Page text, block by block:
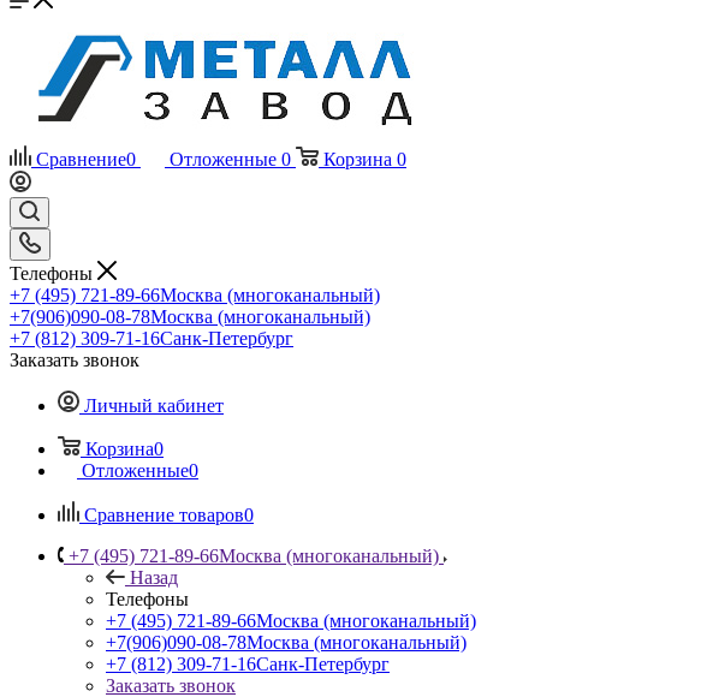
Сравнение0 Отложенные 0 Корзина 0
Телефоны
+7 (495) 721-89-66Москва (многоканальный)
+7(906)090-08-78Москва (многоканальный)
+7 (812) 309-71-16Санк-Петербург
Заказать звонок
Личный кабинет
Корзина0
Отложенные0
Сравнение товаров0
+7 (495) 721-89-66Москва (многоканальный)
Назад
Телефоны
+7 (495) 721-89-66Москва (многоканальный)
+7(906)090-08-78Москва (многоканальный)
+7 (812) 309-71-16Санк-Петербург
Заказать звонок